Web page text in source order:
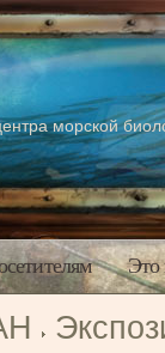
морской
Это